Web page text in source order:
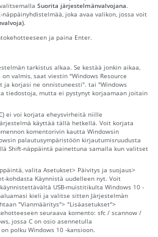
Suorita järjestelmänvalvojana.
joka avaa valikon, jossa voit
.
ja paina Enter.
tarkistus alkaa. Se kestää jonkin aikaa,
valmis, saat viestin "Windows Resource
korjasi ne onnistuneesti". tai "Windows
tiedostoja, mutta ei pystynyt korjaamaan joitain
ei voi korjata eheysvirheitä niille
käyttää tällä hetkellä. Voit korjata
komentorivin kautta Windowsin
palautusympäristöön kirjautumisruudusta
Shift-näppäintä painettuna samalla kun valitset
valita Asetukset> Päivitys ja suojaus>
kohdasta Käynnistä uudelleen nyt. Voit
USB-muistitikulta Windows 10 -
kieli ja valitse sitten Järjestelmän
"Vianmääritys"> "Lisäasetukset">
seuraava komento: sfc / scannow /
jossa C on osio asennetulla
polku Windows 10 -kansioon.